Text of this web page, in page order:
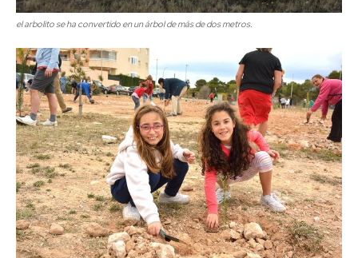
el arbolito se ha convertido en un árbol de más de dos metros.